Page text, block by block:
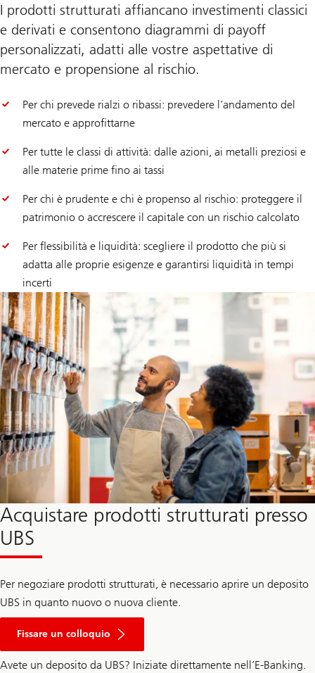
I prodotti strutturati affiancano investimenti classici
e derivati e consentono diagrammi di payoff
personalizzati, adatti alle vostre aspettative di
mercato e propensione al rischio.
Per chi prevede rialzi o ribassi: prevedere l’andamento del
mercato e approfittarne
Per tutte le classi di attività: dalle azioni, ai metalli preziosi e
alle materie prime fino ai tassi
Per chi è prudente e chi è propenso al rischio: proteggere il
patrimonio o accrescere il capitale con un rischio calcolato
Per flessibilità e liquidità: scegliere il prodotto che più si
adatta alle proprie esigenze e garantirsi liquidità in tempi
incerti
Acquistare prodotti strutturati presso
UBS
Per negoziare prodotti strutturati, è necessario aprire un deposito
UBS in quanto nuovo o nuova cliente.
Fissare un colloquio
Avete un deposito da UBS? Iniziate direttamente nell’E-Banking.